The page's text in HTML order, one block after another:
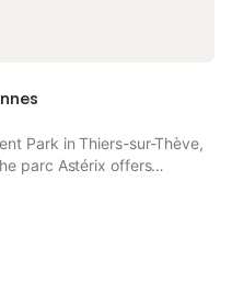
Park in Thiers-sur-Thève,
parc Astérix offers
tub and spa facilities.